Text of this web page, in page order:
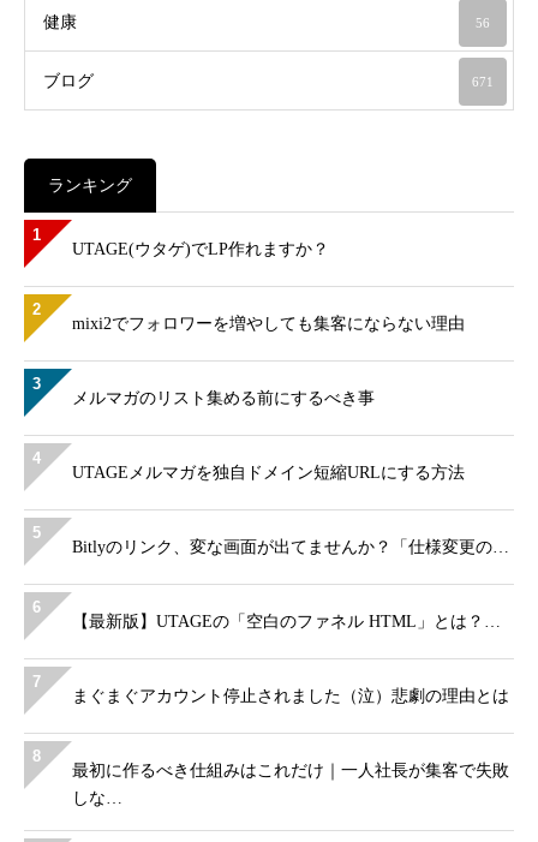
健康 56
ブログ 671
ランキング
1
UTAGE(ウタゲ)でLP作れますか？
2
mixi2でフォロワーを増やしても集客にならない理由
3
メルマガのリスト集める前にするべき事
4
UTAGEメルマガを独自ドメイン短縮URLにする方法
5
Bitlyのリンク、変な画面が出てませんか？「仕様変更の…
6
【最新版】UTAGEの「空白のファネル HTML」とは？…
7
まぐまぐアカウント停止されました（泣）悲劇の理由とは
8
最初に作るべき仕組みはこれだけ｜一人社長が集客で失敗
しな…